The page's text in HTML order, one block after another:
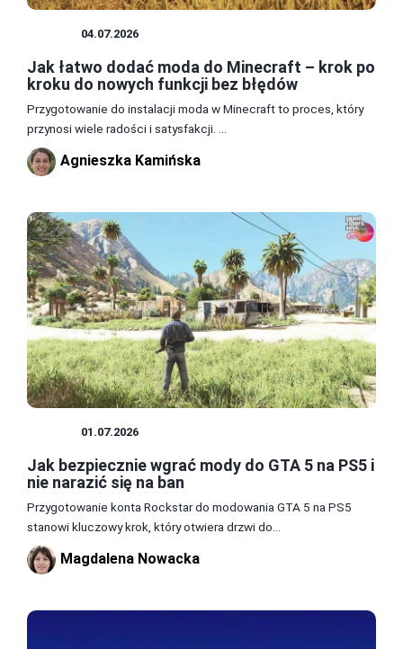
04.07.2026
Jak łatwo dodać moda do Minecraft – krok po
kroku do nowych funkcji bez błędów
Przygotowanie do instalacji moda w Minecraft to proces, który
przynosi wiele radości i satysfakcji. ...
Agnieszka Kamińska
01.07.2026
Jak bezpiecznie wgrać mody do GTA 5 na PS5 i
nie narazić się na ban
Przygotowanie konta Rockstar do modowania GTA 5 na PS5
stanowi kluczowy krok, który otwiera drzwi do...
Magdalena Nowacka